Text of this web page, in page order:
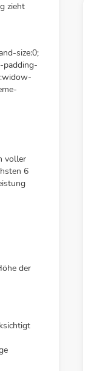
zieht
size:0;
padding-
voller
6
der